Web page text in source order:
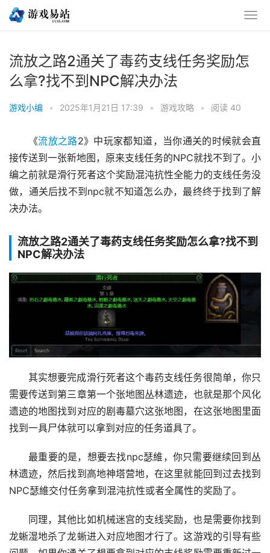
流放之路2通关了毒药支线任务奖励怎
么拿?找不到NPC解决办法
游戏小编 • 2025年1月21日 17:39 • 游戏攻略 • 阅读 40
《流放之路2》中玩家都知道，当你通关的时候就会直
接传送到一张新地图，原来支线任务的NPC就找不到了。小
编之前就是滑行死者这个奖励混沌抗性全能力的支线任务没
做，通关后找不到npc就不知道怎么办，最终终于找到了解
决办法。
流放之路2通关了毒药支线任务奖励怎么拿?找不到
NPC解决办法
其实想要完成滑行死者这个毒药支线任务很简单，你只
需要传送到第三章第一个张地图丛林遗迹，也就是那个风化
遗迹的地图找到对应的剧毒墓穴这张地图，在这张地图里面
找到一具尸体就可以拿到对应的任务道具了。
最重要的是，想要去找npc瑟維，你只需要继续回到丛
林遗迹，然后找到高地神塔营地，在这里就能回到过去找到
NPC瑟維交付任务拿到混沌抗性或者全属性的奖励了。
同理，其他比如机械迷宫的支线奖励，也是需要你找到
龙蜥湿地杀了龙蜥进入对应地图才行了。这游戏的引导有些